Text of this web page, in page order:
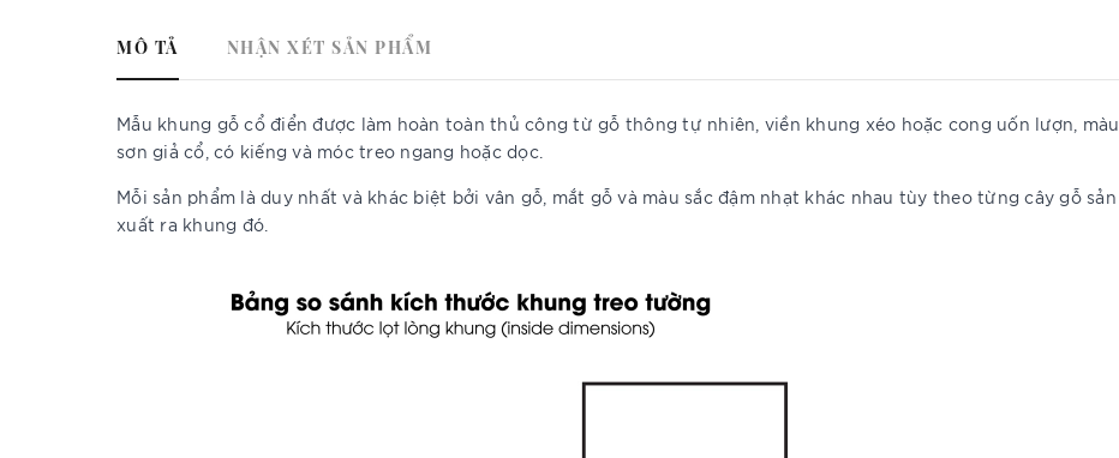
MÔ TẢ NHẬN XÉT SẢN PHẨM
Mẫu khung gỗ cổ điển được làm hoàn toàn thủ công từ gỗ thông tự nhiên, viền khung xéo hoặc cong uốn lượn, màu
sơn giả cổ, có kiếng và móc treo ngang hoặc dọc.
Mỗi sản phẩm là duy nhất và khác biệt bởi vân gỗ, mắt gỗ và màu sắc đậm nhạt khác nhau tùy theo từng cây gỗ sản
xuất ra khung đó.